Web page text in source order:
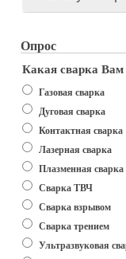
Опрос
Какая сварка Вам
Варианты
Газовая сварка
Дуговая сварка
Контактная сварка
Лазерная сварка
Плазменная сварка
Сварка ТВЧ
Сварка взрывом
Сварка трением
Ультразвуковая